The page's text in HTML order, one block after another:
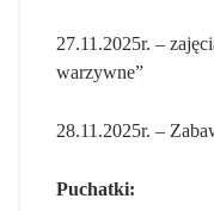
27.11.2025r. –
warzywne”
28.11.2025r. –
Puchatki: